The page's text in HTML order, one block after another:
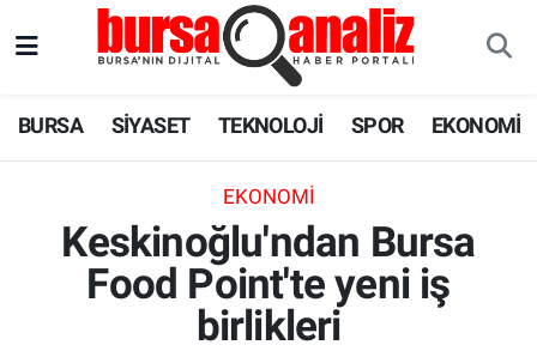
BURSA SİYASET TEKNOLOJİ SPOR EKONOMİ
EKONOMI
Keskinoğlu'ndan Bursa
Food Point'te yeni iş
birlikleri
SPOR
Süper Lig Puan Durumu ve Fikstür
Tüm Manşetler